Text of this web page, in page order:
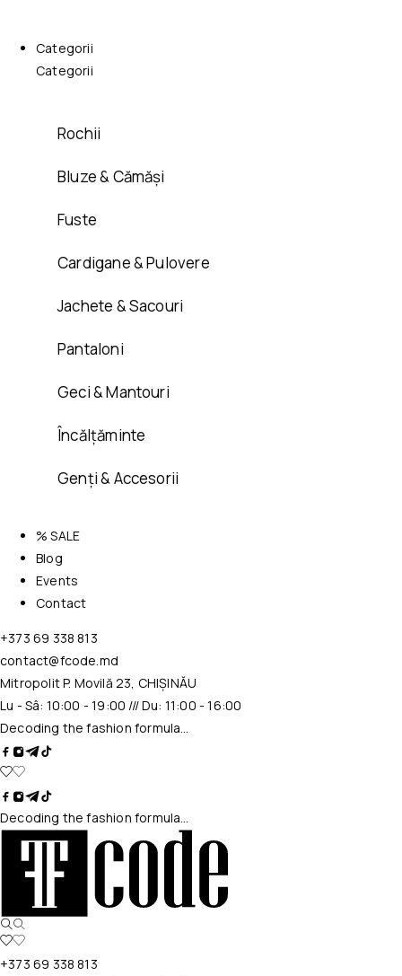
Categorii
Categorii
Rochii
Bluze & Cămăși
Fuste
Cardigane & Pulovere
Jachete & Sacouri
Pantaloni
Geci & Mantouri
Încălțăminte
Genți & Accesorii
% SALE
Blog
Events
Contact
+373 69 338 813
contact@fcode.md
Mitropolit P. Movilă 23, CHIȘINĂU
Lu - Sâ: 10:00 - 19:00 /// Du: 11:00 - 16:00
Decoding the fashion formula…
Decoding the fashion formula…
+373 69 338 813